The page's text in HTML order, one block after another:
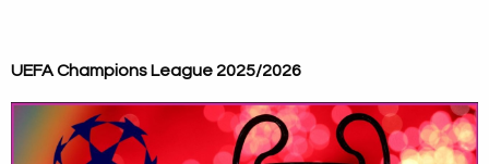
UEFA Champions League 2025/2026